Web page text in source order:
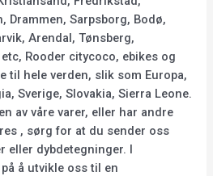
Drammen, Sarpsborg, Bodø,
Arendal, Tønsberg,
Rooder citycoco, ebikes og
til hele verden, slik som Europa,
Sverige, Slovakia, Sierra Leone.
av våre varer, eller har andre
, sørg for at du sender oss
eller dybdetegninger. I
å utvikle oss til en